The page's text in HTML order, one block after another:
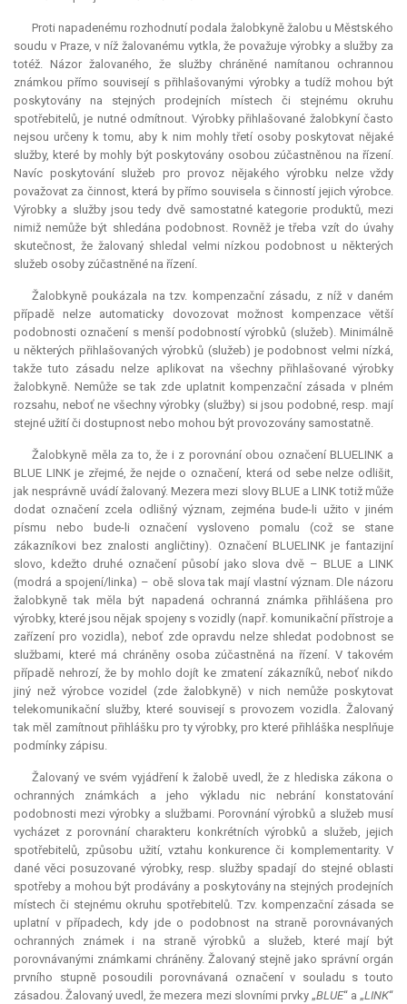
Proti napadenému rozhodnutí podala žalobkyně žalobu u Městského
soudu v Praze, v níž žalovanému vytkla, že považuje výrobky a služby za
totéž. Názor žalovaného, že služby chráněné namítanou ochrannou
známkou přímo souvisejí s přihlašovanými výrobky a tudíž mohou být
poskytovány na stejných prodejních místech či stejnému okruhu
spotřebitelů, je nutné odmítnout. Výrobky přihlašované žalobkyní často
nejsou určeny k tomu, aby k nim mohly třetí osoby poskytovat nějaké
služby, které by mohly být poskytovány osobou zúčastněnou na řízení.
Navíc poskytování služeb pro provoz nějakého výrobku nelze vždy
považovat za činnost, která by přímo souvisela s činností jejich výrobce.
Výrobky a služby jsou tedy dvě samostatné kategorie produktů, mezi
nimiž nemůže být shledána podobnost. Rovněž je třeba vzít do úvahy
skutečnost, že žalovaný shledal velmi nízkou podobnost u některých
služeb osoby zúčastněné na řízení.
Žalobkyně poukázala na tzv. kompenzační zásadu, z níž v daném
případě nelze automaticky dovozovat možnost
kompenzacevětší
podobnosti označení s menší podobností výrobků (služeb). Minimálně
u některých přihlašovaných výrobků (služeb) je podobnost velmi nízká,
takže tuto zásadu nelze aplikovat na všechny přihlašované výrobky
žalobkyně. Nemůže se tak zde uplatnit kompenzační zásada v plném
rozsahu, neboť ne všechny výrobky (služby) si jsou podobné, resp. mají
stejné užití či dostupnost nebo mohou být provozovány samostatně.
Žalobkyně měla za to, že i z porovnání obou označení BLUELINK a
BLUE LINK je zřejmé, že nejde o označení, která od sebe nelze odlišit,
jak nesprávně uvádí žalovaný. Mezera mezi slovy BLUE a LINK totiž může
dodat označení zcela odlišný význam, zejména bude-li užito v jiném
písmu nebo bude-li označení vysloveno pomalu (což se stane
zákazníkovi bez znalosti angličtiny). Označení BLUELINK je fantazijní
slovo, kdežto druhé označení působí jako slova dvě – BLUE a LINK
(modrá a spojení/linka) – obě slova tak mají vlastní význam. Dle názoru
žalobkyně tak měla být napadená ochranná známka přihlášena pro
výrobky, které jsou nějak spojeny s vozidly (např. komunikační přístroje a
zařízení pro vozidla), neboť zde opravdu nelze shledat podobnost se
službami, které má chráněny osoba zúčastněná na řízení. V takovém
případě nehrozí, že by mohlo dojít ke zmatení zákazníků, neboť nikdo
jiný než výrobce vozidel (zde žalobkyně) v nich nemůže poskytovat
telekomunikační služby, které souvisejí s provozem vozidla. Žalovaný
tak měl zamítnout přihlášku pro ty výrobky, pro které přihláška nesplňuje
podmínky zápisu.
Žalovaný ve svém vyjádření k žalobě uvedl, že z hlediska zákona o
ochranných známkách a jeho výkladu nic nebrání konstatování
podobnosti mezi výrobky a službami. Porovnání výrobků a služeb musí
vycházet z porovnání charakteru konkrétních výrobků a služeb, jejich
spotřebitelů, způsobu užití, vztahu konkurence či komplementarity. V
dané věci posuzované výrobky, resp. služby spadají do stejné oblasti
spotřeby a mohou být prodávány a poskytovány na stejných prodejních
místech či stejnému okruhu spotřebitelů. Tzv. kompenzační zásada se
uplatní v případech, kdy jde o podobnost na straně porovnávaných
ochranných známek i na straně výrobků a služeb, které mají být
porovnávanými známkami chráněny. Žalovaný stejně jako správní orgán
prvního stupně posoudili porovnávaná označení v souladu s touto
zásadou. Žalovaný uvedl, že mezera mezi slovními prvky „BLUE“ a „LINK“